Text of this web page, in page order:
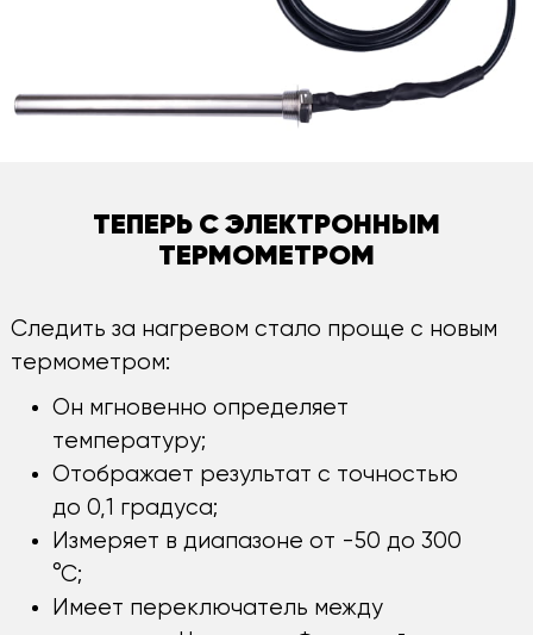
ТЕПЕРЬ С ЭЛЕКТРОННЫМ
ТЕРМОМЕТРОМ
Следить за нагревом стало проще с новым
термометром:
Он мгновенно определяет
температуру;
Отображает результат с точностью
до 0,1 градуса;
Измеряет в диапазоне от -50 до 300
°С;
Имеет переключатель между